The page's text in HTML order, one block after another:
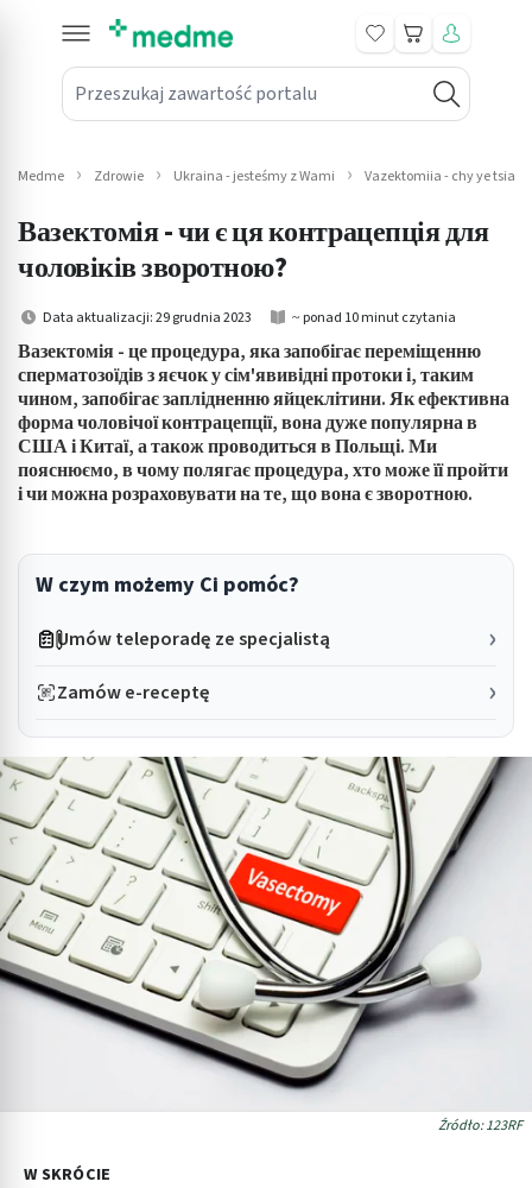
Przeszukaj zawartość portalu
Koszyk
submenu: Leki na receptę
submenu: Mama i dziecko
submenu: Kosmetyki
submenu: Higiena
submenu: Sprzęt medyczny
submenu: Intymne
Medme Zdrowie Ukraina - jesteśmy z Wami Vazektomiia - chy ye tsia
Вазектомія - чи є ця контрацепція для
чоловіків зворотною?
Data aktualizacji: 29 grudnia 2023 ~ ponad 10 minut czytania
Вазектомія - це процедура, яка запобігає переміщенню
сперматозоїдів з яєчок у сім'явивідні протоки і, таким
чином, запобігає заплідненню яйцеклітини. Як ефективна
форма чоловічої контрацепції, вона дуже популярна в
США і Китаї, а також проводиться в Польщі. Ми
пояснюємо, в чому полягає процедура, хто може її пройти
і чи можна розраховувати на те, що вона є зворотною.
W czym możemy Ci pomóc?
Umów teleporadę ze specjalistą
Zamów e-receptę
Źródło: 123RF
W SKRÓCIE